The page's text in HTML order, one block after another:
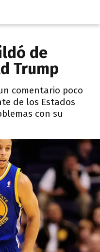
de
Trump
comentario poco
de los Estados
con su